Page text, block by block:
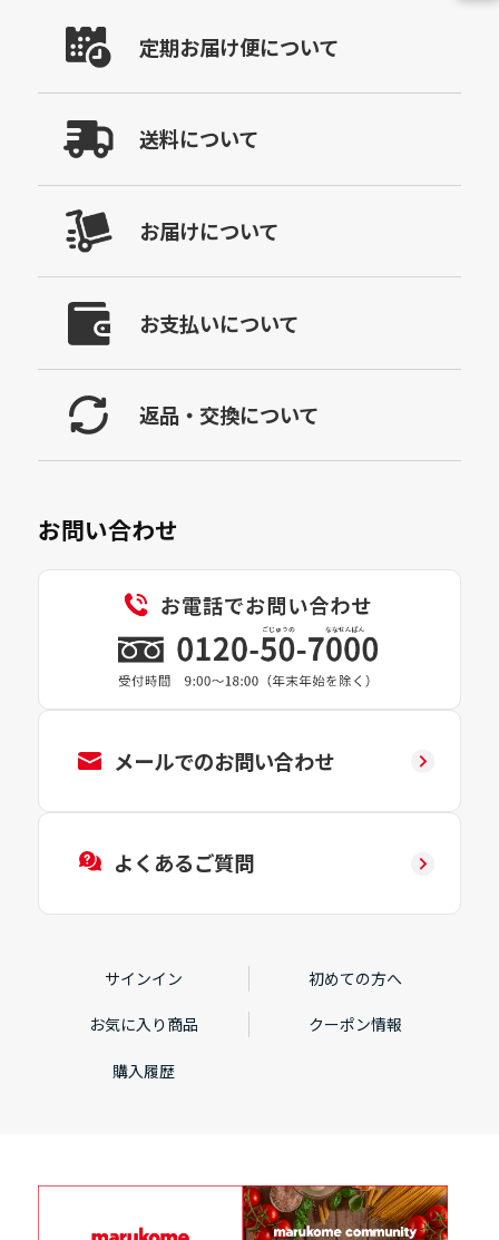
定期お届け便について
送料について
お届けについて
お支払いについて
返品・交換について
お問い合わせ
メールでのお問い合わせ
よくあるご質問
サインイン 初めての方へ
お気に入り商品 クーポン情報
購入履歴